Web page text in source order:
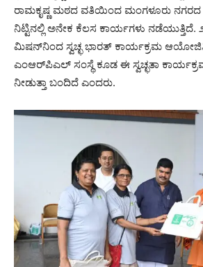
ರಾಮಕೃಷ್ಣ ಮಠದ ವತಿಯಿಂದ ಮಂಗಳೂರು ನಗರದ
ನಿಟ್ಟಿನಲ್ಲಿ ಅನೇಕ ಕೆಲಸ ಕಾರ್ಯಗಳು ನಡೆಯುತ್ತಿದೆ.
ಮಿಷನ್‌ನಿಂದ ಸ್ವಚ್ಛ ಭಾರತ್ ಕಾರ್ಯಕ್ರಮ
ಎಂಆರ್‌ಪಿಎಲ್ ಸಂಸ್ಥೆ ಕೂಡ ಈ ಸ್ವಚ್ಛತಾ
ನೀಡುತ್ತಾ ಬಂದಿದೆ ಎಂದರು.